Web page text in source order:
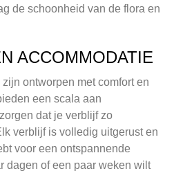
de schoonheid van de flora en
ACCOMMODATIE
ontworpen met comfort en
een scala aan
dat je verblijf zo
verblijf is volledig uitgerust en
voor een ontspannende
dagen of een paar weken wilt